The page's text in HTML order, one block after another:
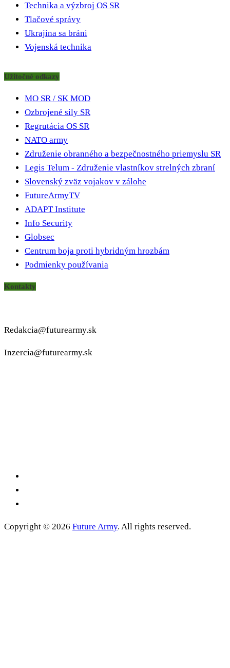
Technika a výzbroj OS SR
Tlačové správy
Ukrajina sa bráni
Vojenská technika
Užitočné odkazy
MO SR / SK MOD
Ozbrojené sily SR
Regrutácia OS SR
NATO army
Združenie obranného a bezpečnostného priemyslu SR
Legis Telum - Združenie vlastníkov strelných zbraní
Slovenský zväz vojakov v zálohe
FutureArmyTV
ADAPT Institute
Info Security
Globsec
Centrum boja proti hybridným hrozbám
Podmienky používania
Kontakty
Redakcia@futurearmy.sk
Inzercia@futurearmy.sk
Copyright © 2026 Future Army. All rights reserved.